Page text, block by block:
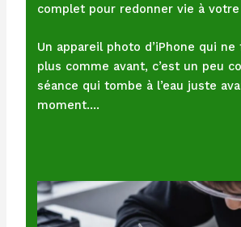
complet pour redonner vie à
Un appareil photo d’iPhone qui
plus comme avant, c’est un peu
séance qui tombe à l’eau juste
moment.…